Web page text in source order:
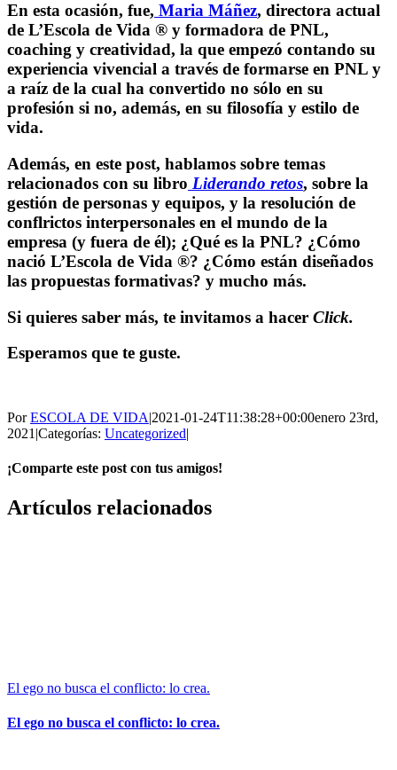
En esta ocasión, fue, Maria Máñez, directora actual
de L’Escola de Vida ® y formadora de PNL,
coaching y creatividad, la que empezó contando su
experiencia vivencial a través de formarse en PNL y
a raíz de la cual ha convertido no sólo en su
profesión si no, además, en su filosofía y estilo de
vida.
Además, en este post, hablamos sobre temas
relacionados con su libro Liderando retos, sobre la
gestión de personas y equipos, y la resolución de
conflrictos interpersonales en el mundo de la
empresa (y fuera de él); ¿Qué es la PNL? ¿Cómo
nació L’Escola de Vida ®? ¿Cómo están diseñados
las propuestas formativas? y mucho más.
Si quieres saber más, te invitamos a hacer Click.
Esperamos que te guste.
PorESCOLA DE VIDA|2021-01-24T11:38:28+00:00enero 23rd,
2021 |Categorías: Uncategorized|
¡Comparte este post con tus amigos!
Facebook
X
WhatsApp
Correo
electrónico
Artículos relacionados
El ego no busca el conflicto: lo crea.
El ego no busca el conflicto: lo crea.